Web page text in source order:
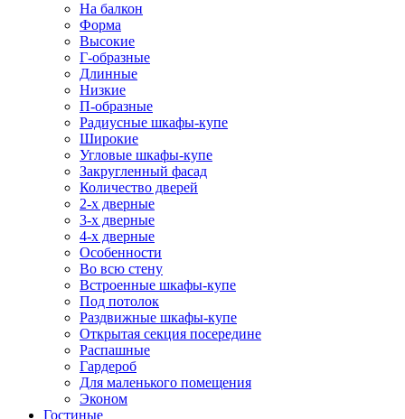
На балкон
Форма
Высокие
Г-образные
Длинные
Низкие
П-образные
Радиусные шкафы-купе
Широкие
Угловые шкафы-купе
Закругленный фасад
Количество дверей
2-х дверные
3-х дверные
4-х дверные
Особенности
Во всю стену
Встроенные шкафы-купе
Под потолок
Раздвижные шкафы-купе
Открытая секция посередине
Распашные
Гардероб
Для маленького помещения
Эконом
Гостиные